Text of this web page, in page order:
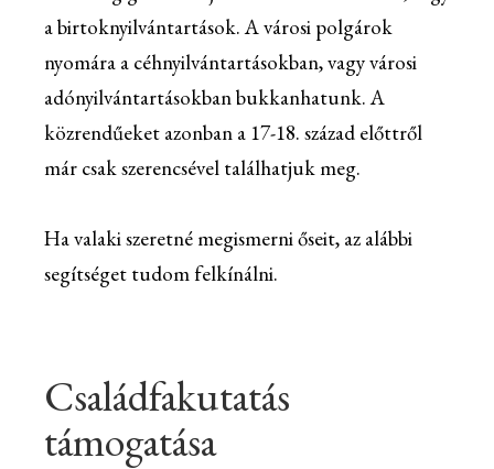
a birtoknyilvántartások. A városi polgárok
nyomára a céhnyilvántartásokban, vagy városi
adónyilvántartásokban bukkanhatunk. A
közrendűeket azonban a 17-18. század előttről
már csak szerencsével találhatjuk meg.
Ha valaki szeretné megismerni őseit, az alábbi
segítséget tudom felkínálni.
Családfakutatás
támogatása